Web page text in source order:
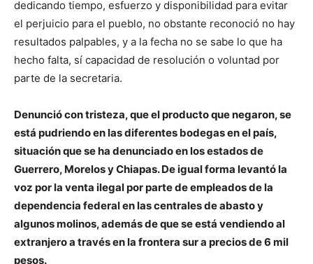
dedicando tiempo, esfuerzo y disponibilidad para evitar
el perjuicio para el pueblo, no obstante reconoció no hay
resultados palpables, y a la fecha no se sabe lo que ha
hecho falta, sí capacidad de resolución o voluntad por
parte de la secretaria.
Denunció con tristeza, que el producto que negaron, se
está pudriendo en las diferentes bodegas en el país,
situación que se ha denunciado en los estados de
Guerrero, Morelos y Chiapas. De igual forma levantó la
voz por la venta ilegal por parte de empleados de la
dependencia federal en las centrales de abasto y
algunos molinos, además de que se está vendiendo al
extranjero a través en la frontera sur a precios de 6 mil
pesos.